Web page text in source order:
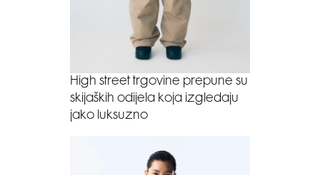
High street trgovine prepune su
skijaških odijela koja izgledaju
jako luksuzno